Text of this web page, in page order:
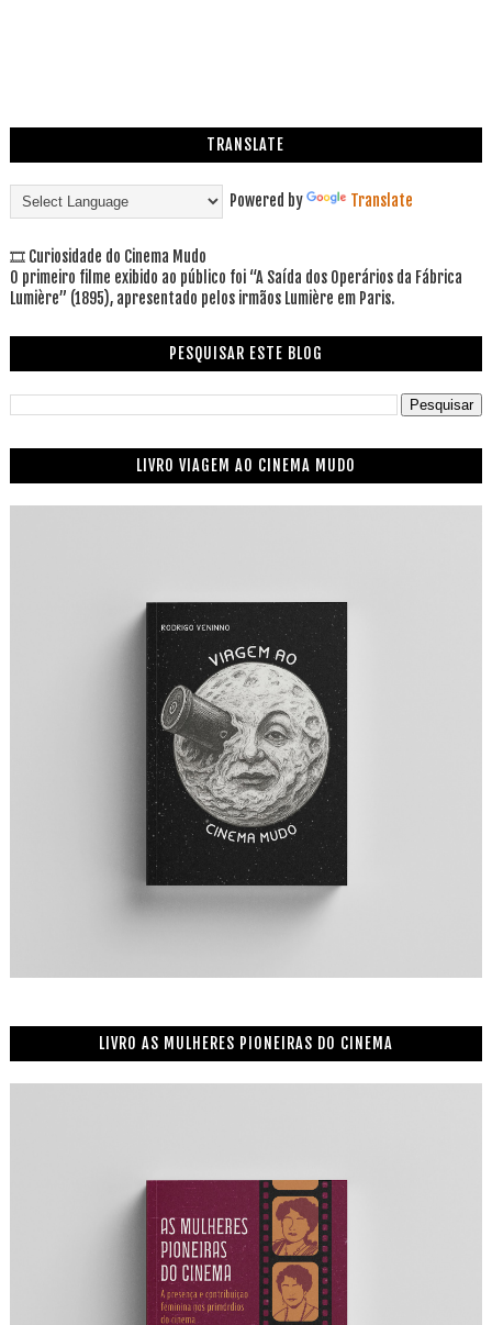
TRANSLATE
Powered by Translate
🎞 Curiosidade do Cinema Mudo
O primeiro filme exibido ao público foi “A Saída dos Operários da Fábrica
Lumière” (1895), apresentado pelos irmãos Lumière em Paris.
PESQUISAR ESTE BLOG
LIVRO VIAGEM AO CINEMA MUDO
LIVRO AS MULHERES PIONEIRAS DO CINEMA